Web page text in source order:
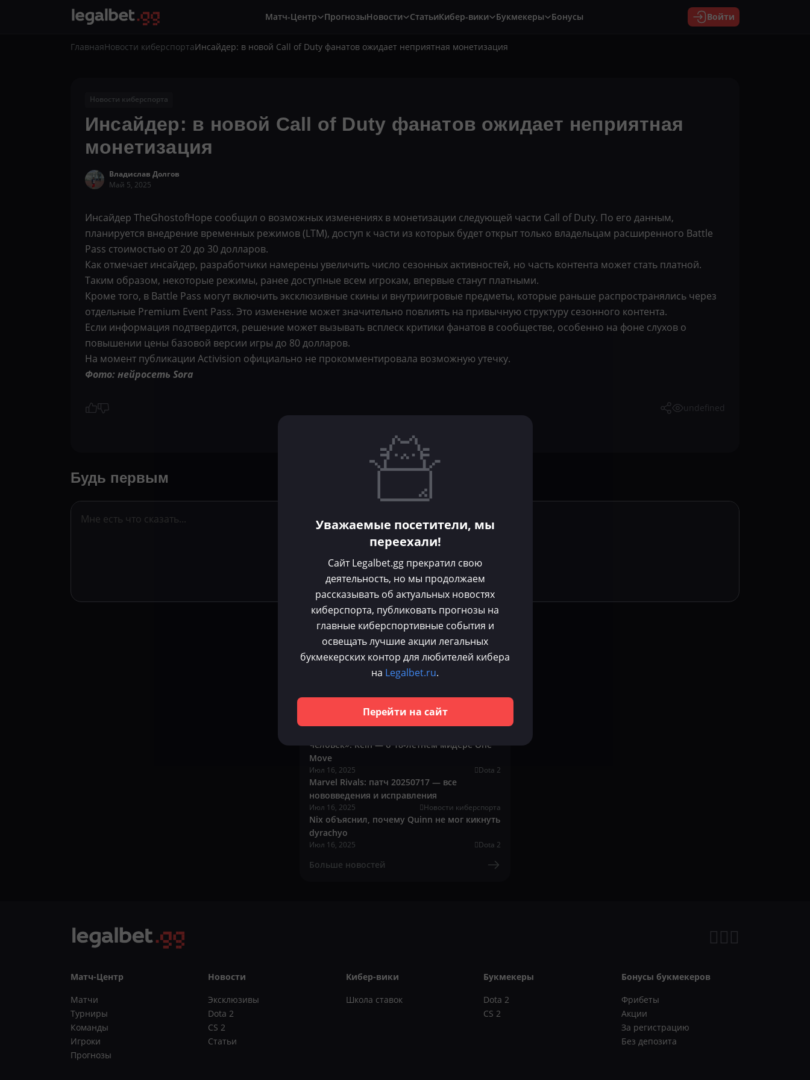
Матч-Центр ПрогнозыНовости СтатьиКибер-вики Букмекеры Бонусы Войти
ГлавнаяНовости киберспортаИнсайдер: в новой Call of Duty фанатов ожидает неприятная монетизация
Новости киберспорта
Инсайдер: в новой Call of Duty фанатов ожидает неприятная
монетизация
Владислав Долгов
Май 5, 2025
Инсайдер TheGhostofHope сообщил о возможных изменениях в монетизации следующей части Call of Duty. По его данным,
планируется внедрение временных режимов (LTM), доступ к части из которых будет открыт только владельцам расширенного Battle
Pass стоимостью от 20 до 30 долларов.
Как отмечает инсайдер, разработчики намерены увеличить число сезонных активностей, но часть контента может стать платной.
Таким образом, некоторые режимы, ранее доступные всем игрокам, впервые станут платными.
Кроме того, в Battle Pass могут включить эксклюзивные скины и внутриигровые предметы, которые раньше распространялись через
отдельные Premium Event Pass. Это изменение может значительно повлиять на привычную структуру сезонного контента.
Если информация подтвердится, решение может вызывать всплеск критики фанатов в сообществе, особенно на фоне слухов о
повышении цены базовой версии игры до 80 долларов.
На момент публикации Activision официально не прокомментировала возможную утечку.
Фото: нейросеть Sora
undefined
Будь первым
Последние новости
Yatoro назвал героев, который срочно
нужно удалять из Dota 2
TerraTech Worlds: Патч 0.6.4 от 16 июля 2025
баланса и интерфейса
человек». Rein — о 18-летнем мидере One
Move
Июл 16, 2025 Dota 2
Marvel Rivals: патч 20250717 — все
нововведения и исправления
Июл 16, 2025 Новости киберспорта
Nix объяснил, почему Quinn не мог кикнуть
dyrachyo
Июл 16, 2025 Dota 2
Больше новостей
Матч-Центр
Матчи
Турниры
Команды
Игроки
Прогнозы
Новости
Эксклюзивы
Dota 2
CS 2
Статьи
Кибер-вики
Школа ставок
Букмекеры
Dota 2
CS 2
Бонусы букмекеров
Фрибеты
Акции
За регистрацию
Без депозита
Уважаемые посетители, мы
переехали!
Сайт Legalbet.gg прекратил свою
деятельность, но мы продолжаем
рассказывать об актуальных новостях
киберспорта, публиковать прогнозы на
главные киберспортивные события и
освещать лучшие акции легальных
букмекерских контор для любителей кибера
на Legalbet.ru.
Перейти на сайт